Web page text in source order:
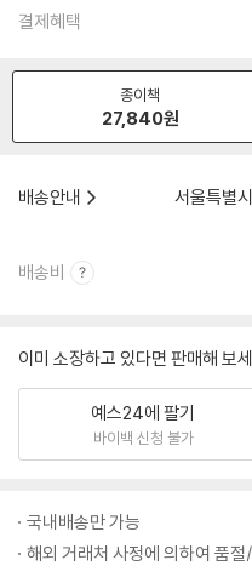
결제혜택
종이책
27,840원
배송안내
서울특별
배송비
이미 소장하고 있다면 판매해 보
예스24에 팔기
바이백 신청 불가
국내배송만 가능
해외 거래처 사정에 의하여 품